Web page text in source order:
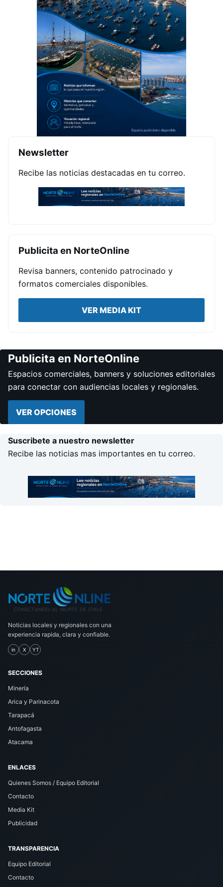
Newsletter
Recibe las noticias destacadas en tu correo.
Publicita en NorteOnline
Revisa banners, contenido patrocinado y
formatos comerciales disponibles.
VER MEDIA KIT
Publicita en NorteOnline
Espacios comerciales, banners y soluciones editoriales
para conectar con audiencias locales y regionales.
VER OPCIONES
Suscribete a nuestro newsletter
Recibe las noticias mas importantes en tu correo.
Noticias locales y regionales con una
experiencia rapida, clara y confiable.
in X YT
SECCIONES
Minería
Arica y Parinacota
Tarapacá
Antofagasta
Atacama
ENLACES
Quienes Somos / Equipo Editorial
Contacto
Media Kit
Publicidad
TRANSPARENCIA
Equipo Editorial
Contacto